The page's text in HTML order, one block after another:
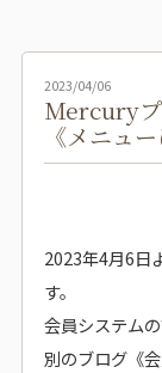
2023/04/06
Mercuryプ
《メニュ
2023年4月6日
す。
会員システム
別のブログ《